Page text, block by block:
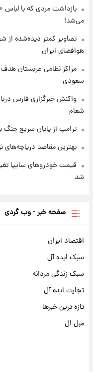
بازداشت مردی که با لباس
می‌شد!
تصاویر کمتر دیده‌شده از
هوافضای ایران
مراکز نظامی عربستان
سعودی
واکنش خبرگزاری فارس
شعام
ترامپ از پایان سریع جنگ
بهترین مقاصد دریاچه‌های
شد
صفحه خبر - وب گردی
اقتصاد ایران
سبک ایده آل
سبک زندگی مردانه
تجارت ایده آل
تازه ترین خبرها
مبل ال